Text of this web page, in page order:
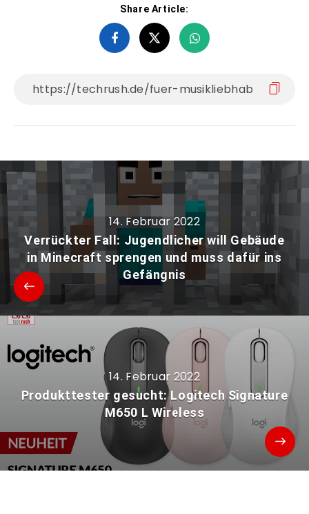
Share Article:
14. Februar 2022
Verrückter Fall: Jugendlicher will Gebäude
in Minecraft sprengen und muss dafür ins
Gefängnis
14. Februar 2022
Produkttester gesucht: Logitech Signature
M650 L Wireless